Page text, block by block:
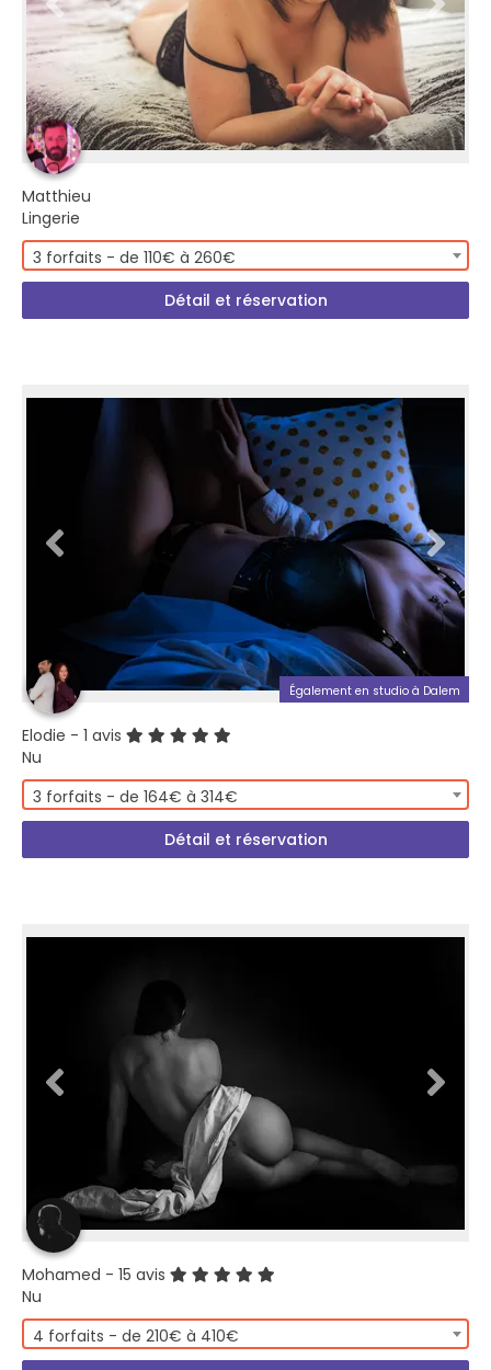
Matthieu
Lingerie
3 forfaits - de 110€ à 260€
Détail et réservation
Également en studio à Dalem
Elodie - 1 avis
Nu
3 forfaits - de 164€ à 314€
Détail et réservation
Mohamed - 15 avis
Nu
4 forfaits - de 210€ à 410€